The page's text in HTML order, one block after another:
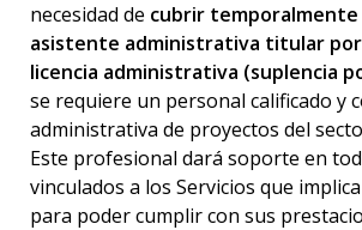
necesidad de cubrir temporalmente
asistente administrativa titular
licencia administrativa (suplencia
se requiere un personal calificado y
administrativa de proyectos del
Este profesional dará soporte en
vinculados a los Servicios que
para poder cumplir con sus